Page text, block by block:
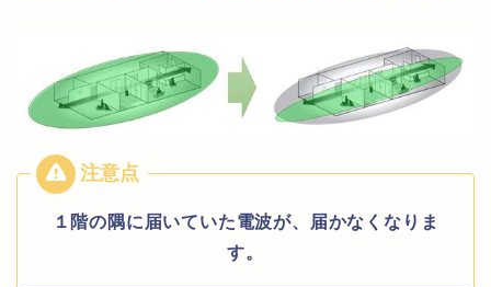
１階の隅に届いていた電波が、届かなくなりま
す。